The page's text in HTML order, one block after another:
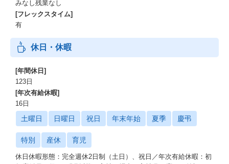
みなし残業なし
[フレックスタイム]
有
休日・休暇
[年間休日]
123日
[年次有給休暇]
16日
土曜日 日曜日 祝日 年末年始 夏季 慶弔
特別 産休 育児
休日休暇形態：完全週休2日制（土日）、祝日／年次有給休暇：初